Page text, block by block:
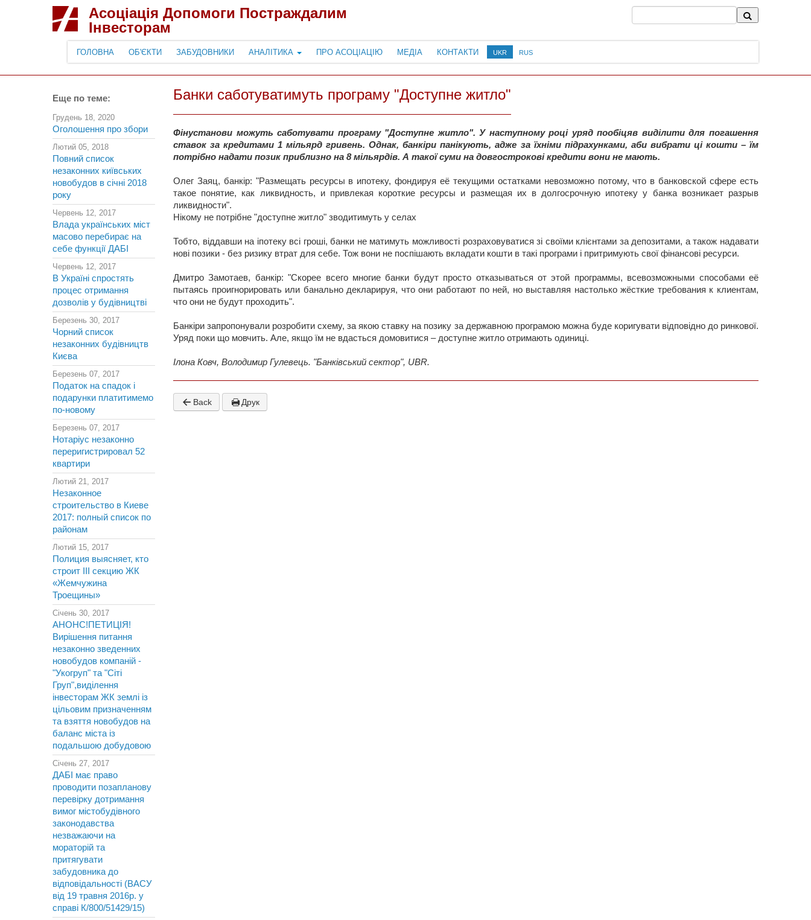
Асоціація Допомоги Постраждалим
Інвесторам
ГОЛОВНА ОБ'ЄКТИ ЗАБУДОВНИКИ АНАЛІТИКА ПРО АСОЦІАЦІЮ МЕДІА КОНТАКТИ UKR RUS
Еще по теме:
Грудень 18, 2020
Оголошення про збори
Лютий 05, 2018
Повний список
незаконних київських
новобудов в січні 2018
року
Червень 12, 2017
Влада українських міст
масово перебирає на
себе функції ДАБІ
Червень 12, 2017
В Україні спростять
процес отримання
дозволів у будівництві
Березень 30, 2017
Чорний список
незаконних будівництв
Києва
Березень 07, 2017
Податок на спадок і
подарунки платитимемо
по-новому
Березень 07, 2017
Нотаріус незаконно
переригистрировал 52
квартири
Лютий 21, 2017
Незаконное
строительство в Киеве
2017: полный список по
районам
Лютий 15, 2017
Полиция выясняет, кто
строит III секцию ЖК
«Жемчужина
Троещины»
Січень 30, 2017
АНОНС!ПЕТИЦІЯ!
Вирішення питання
незаконно зведенних
новобудов компаній -
"Укогруп" та "Сіті
Груп",виділення
інвесторам ЖК землі із
цільовим призначенням
та взяття новобудов на
баланс міста із
подальшою добудовою
Січень 27, 2017
ДАБІ має право
проводити позапланову
перевірку дотримання
вимог містобудівного
законодавства
незважаючи на
мораторій та
притягувати
забудовника до
відповідальності (ВАСУ
від 19 травня 2016р. у
справі К/800/51429/15)
Банки саботуватимуть програму "Доступне житло"
Фінустанови можуть саботувати програму "Доступне житло". У наступному році уряд пообіцяв виділити для погашення
ставок за кредитами 1 мільярд гривень. Однак, банкіри панікують, адже за їхніми підрахунками, аби вибрати ці кошти – їм
потрібно надати позик приблизно на 8 мільярдів. А такої суми на довгострокові кредити вони не мають.
Олег Заяц, банкір: "Размещать ресурсы в ипотеку, фондируя её текущими остатками невозможно потому, что в банковской сфере есть
такое понятие, как ликвидность, и привлекая короткие ресурсы и размещая их в долгосрочную ипотеку у банка возникает разрыв
ликвидности".
Нікому не потрібне "доступне житло" зводитимуть у селах
Тобто, віддавши на іпотеку всі гроші, банки не матимуть можливості розраховуватися зі своїми клієнтами за депозитами, а також надавати
нові позики - без ризику втрат для себе. Тож вони не поспішають вкладати кошти в такі програми і притримують свої фінансові ресурси.
Дмитро Замотаев, банкір: "Скорее всего многие банки будут просто отказываться от этой программы, всевозможными способами её
пытаясь проигнорировать или банально декларируя, что они работают по ней, но выставляя настолько жёсткие требования к клиентам,
что они не будут проходить".
Банкіри запропонували розробити схему, за якою ставку на позику за державною програмою можна буде коригувати відповідно до ринкової.
Уряд поки що мовчить. Але, якщо їм не вдасться домовитися – доступне житло отримають одиниці.
Ілона Ковч, Володимир Гулевець. "Банківський сектор", UBR.
Back Друк